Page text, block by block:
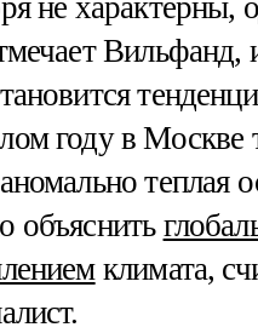
не характерны,
Вильфанд,
году в Москве
теплая
объяснить
климата,